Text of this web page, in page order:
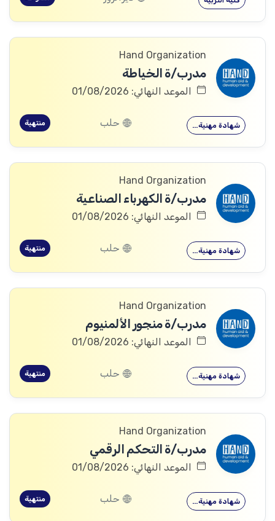
Hand Organization
مدرب/ة الخياطة
الموعد النهائي: 01/08/2026
شهادة مهنية… حلب منتهية
Hand Organization
مدرب/ة الكهرباء الصناعية
الموعد النهائي: 01/08/2026
شهادة مهنية… حلب منتهية
Hand Organization
مدرب/ة منجور الألمنيوم
الموعد النهائي: 01/08/2026
شهادة مهنية… حلب منتهية
Hand Organization
مدرب/ة التحكم الرقمي
الموعد النهائي: 01/08/2026
شهادة مهنية… حلب منتهية